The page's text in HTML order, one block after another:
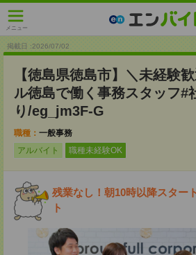
メニュー
掲載日 :2026/07/02
【徳島県徳島市】＼未経験
ル徳島で働く事務スタッフ#
り/eg_jm3F-G
職種： 一般事務
アルバイト
職種未経験OK
残業なし！朝10時以降スター
ト